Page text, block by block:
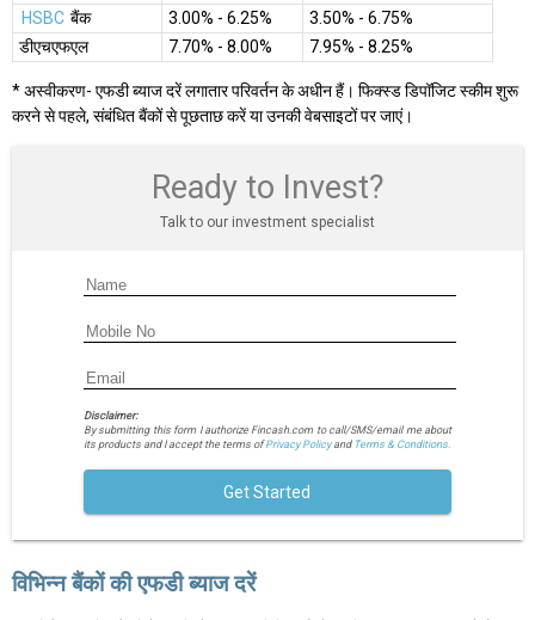
HSBC बैंक 3.00% - 6.25%
3.50% - 6.75%
डीएचएफएल
7.70% - 8.00% 7.95% - 8.25%
* अस्वीकरण- एफडी ब्याज दरें लगातार परिवर्तन के अधीन हैं। फिक्स्ड डिपॉजिट स्कीम शुरू
करने से पहले, संबंधित बैंकों से पूछताछ करें या उनकी वेबसाइटों पर जाएं।
Ready to Invest?
Talk to our investment specialist
Disclaimer:
By submitting this form I authorize Fincash.com to call/SMS/email me about
its products and I accept the terms ofPrivacy Policyand Terms & Conditions.
Get Started
विभिन्न बैंकों की एफडी ब्याज दरें